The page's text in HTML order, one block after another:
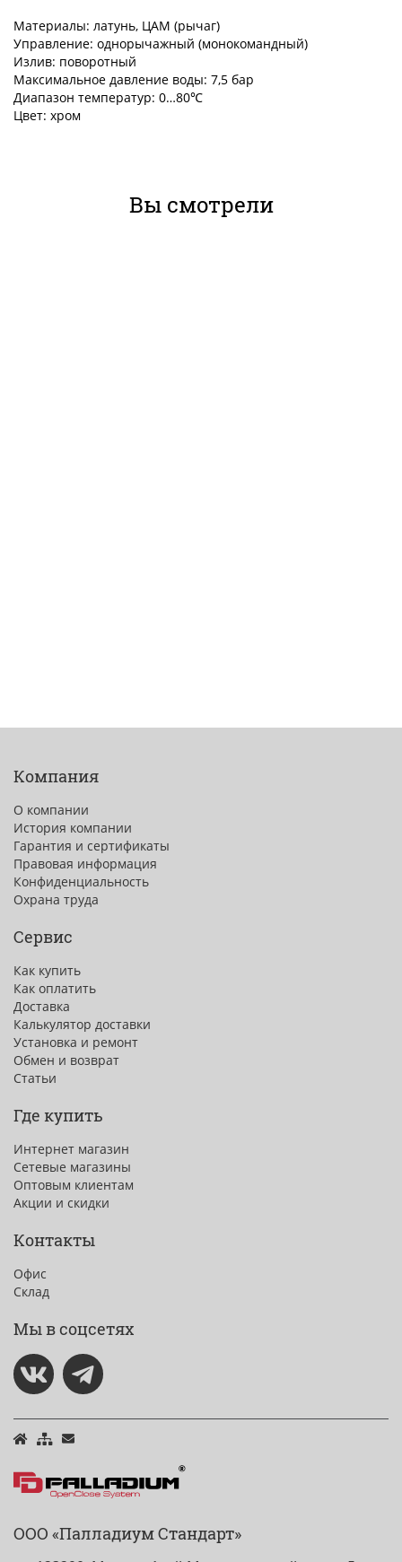
Материалы: латунь, ЦАМ (рычаг)
Управление: однорычажный (монокомандный)
Излив: поворотный
Максимальное давление воды: 7,5 бар
Диапазон температур: 0…80℃
Цвет: хром
Вы смотрели
Компания
О компании
История компании
Гарантия и сертификаты
Правовая информация
Конфиденциальность
Охрана труда
Сервис
Как купить
Как оплатить
Доставка
Калькулятор доставки
Установка и ремонт
Обмен и возврат
Статьи
Где купить
Интернет магазин
Сетевые магазины
Оптовым клиентам
Акции и скидки
Контакты
Офис
Склад
Мы в соцсетях
ООО «Палладиум Стандарт»